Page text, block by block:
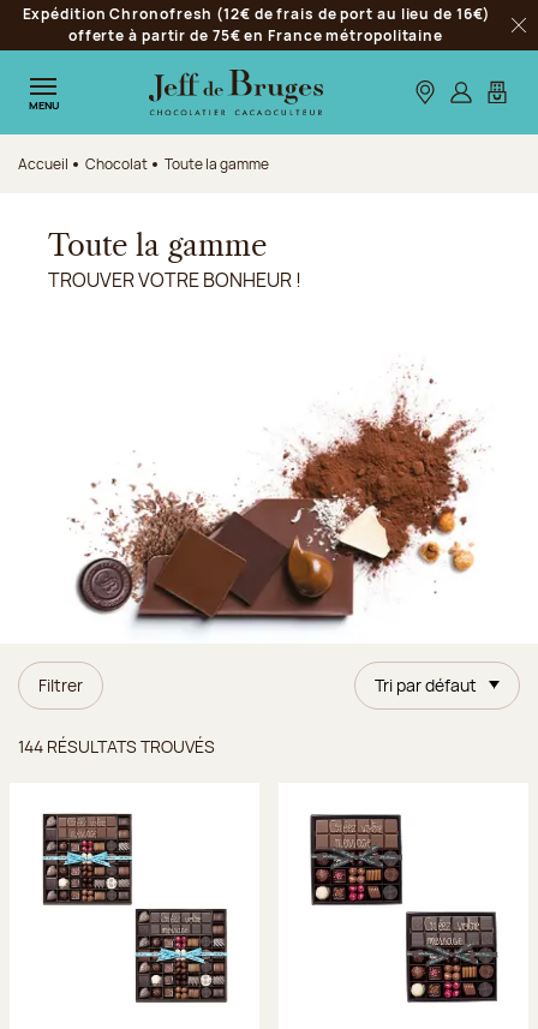
Aller à la navigation
Aller au contenu principal
Aller au pied de page
Expédition Chronofresh (12€ de frais de port au lieu de 16€)
offerte à partir de 75€ en France métropolitaine
MENU Nos boutiques
S’identifier
Mon
Accueil Chocolat Toute la gamme
Toute la gamme
TROUVER VOTRE BONHEUR !
Filtrer Tri par défaut
144 RÉSULTATS TROUVÉS